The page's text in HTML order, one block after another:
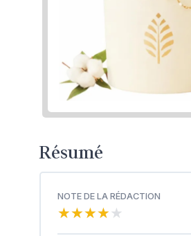
Résumé
NOTE DE LA RÉDACTION
★★★★★
★★★★★